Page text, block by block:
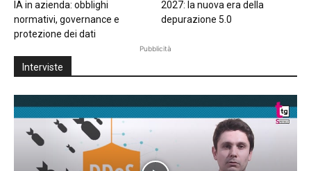
IA in azienda: obblighi
normativi, governance e
protezione dei dati
2027: la nuova era della
depurazione 5.0
Pubblicità
Interviste